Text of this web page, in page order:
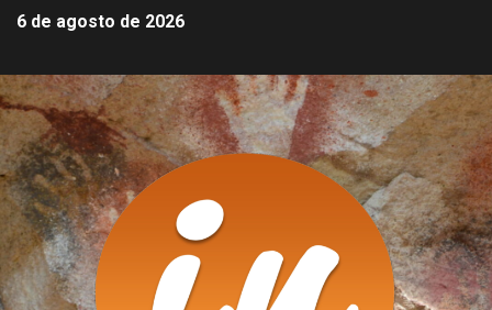
6 de agosto de 2026